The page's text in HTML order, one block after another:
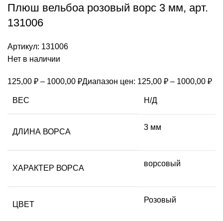
Плюш вельбоа розовый ворс 3 мм, арт.
131006
Артикул: 131006
Нет в наличии
125,00 ₽ – 1000,00 ₽Диапазон цен: 125,00 ₽ – 1000,00 ₽
ВЕС Н/Д
ДЛИНА ВОРСА
3 мм
ХАРАКТЕР ВОРСА
ворсовый
ЦВЕТ
Розовый